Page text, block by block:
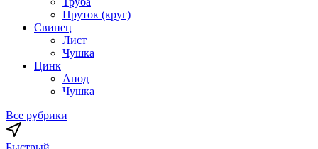
Пруток (круг)
Свинец
Лист
Чушка
Цинк
Анод
Чушка
Все рубрики